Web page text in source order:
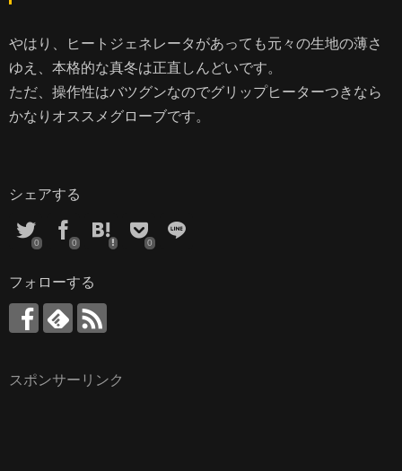
やはり、ヒートジェネレータがあっても元々の生地の薄さ
ゆえ、本格的な真冬は正直しんどいです。
ただ、操作性はバツグンなのでグリップヒーターつきなら
かなりオススメグローブです。
シェアする
0 0 0
フォローする
スポンサーリンク